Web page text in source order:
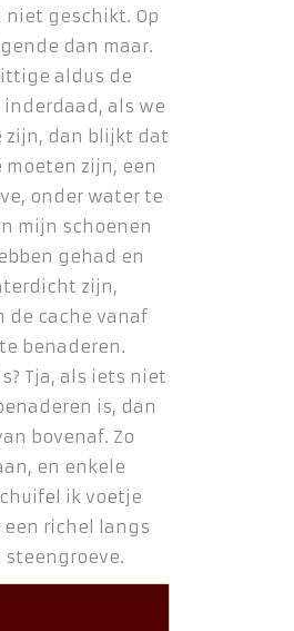
niet geschikt. Op
dan maar.
aldus de
als we
zijn, dan blijkt dat
moeten zijn, een
onder water te
mijn schoenen
gehad en
zijn,
de cache vanaf
benaderen.
Tja, als iets niet
is, dan
bovenaf. Zo
en enkele
ik voetje
een richel langs
steengroeve.